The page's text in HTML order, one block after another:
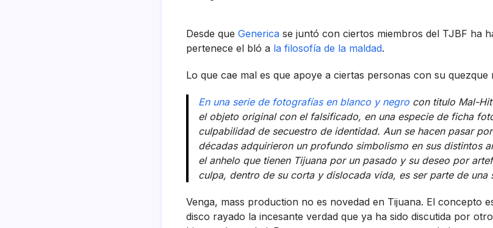
Desde que Generica se juntó con ciertos miembros del TJBF ha
pertenece el bló a la filosofí­a de la maldad.
Lo que cae mal es que apoye a ciertas personas con su quezque
En una serie de fotografí­as en blanco y negro con titulo Mal-
el objeto original con el falsificado, en una especie de ficha
culpabilidad de secuestro de identidad. Aun se hacen pasar
décadas adquirieron un profundo simbolismo en sus distintos
el anhelo que tienen Tijuana por un pasado y su deseo por
culpa, dentro de su corta y dislocada vida, es ser parte de una
Venga, mass production no es novedad en Tijuana. El concepto
disco rayado la incesante verdad que ya ha sido discutida por